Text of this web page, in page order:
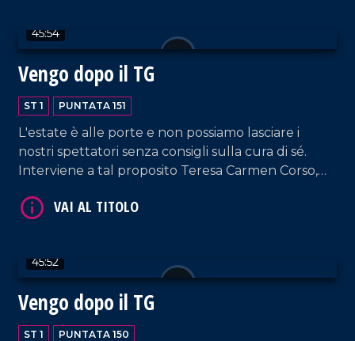
noto sui social per il suo "E Walaaaa".
45:54
Vengo dopo il TG
ST 1 PUNTATA 151
L'estate è alle porte e non possiamo lasciare i
nostri spettatori senza consigli sulla cura di sé.
Interviene a tal proposito Teresa Carmen Corso,
styling. Nel corso della puntata, collegamento con
45:52
Vengo dopo il TG
ST 1 PUNTATA 150